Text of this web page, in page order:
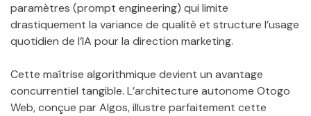
paramètres (prompt engineering) qui limite
drastiquement la variance de qualité et structure l’usage
quotidien de l’IA pour la direction marketing.
Cette maîtrise algorithmique devient un avantage
concurrentiel tangible. L’architecture autonome Otogo
Web, conçue par Algos, illustre parfaitement cette